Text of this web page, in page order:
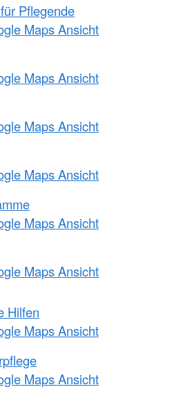
Pflegende
Maps Ansicht
Maps Ansicht
Maps Ansicht
Maps Ansicht
Maps Ansicht
Maps Ansicht
Hilfen
Maps Ansicht
Maps Ansicht